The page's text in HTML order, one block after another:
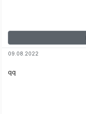
09.08.2022
qq